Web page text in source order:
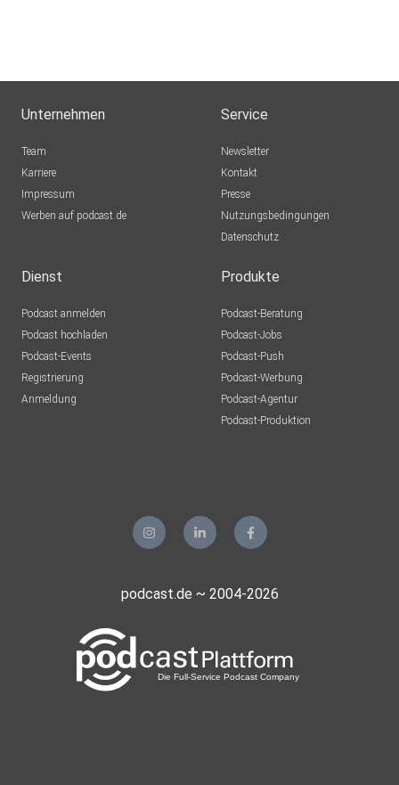
Unternehmen
Team
Karriere
Impressum
Werben auf podcast.de
Service
Newsletter
Kontakt
Presse
Nutzungsbedingungen
Datenschutz
Dienst
Podcast anmelden
Podcast hochladen
Podcast-Events
Registrierung
Anmeldung
Produkte
Podcast-Beratung
Podcast-Jobs
Podcast-Push
Podcast-Werbung
Podcast-Agentur
Podcast-Produktion
podcast.de ~ 2004-2026